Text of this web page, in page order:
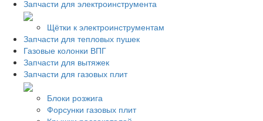
Запчасти для электроинструмента
Щётки к электроинструментам
Запчасти для тепловых пушек
Газовые колонки ВПГ
Запчасти для вытяжек
Запчасти для газовых плит
Блоки розжига
Форсунки газовых плит